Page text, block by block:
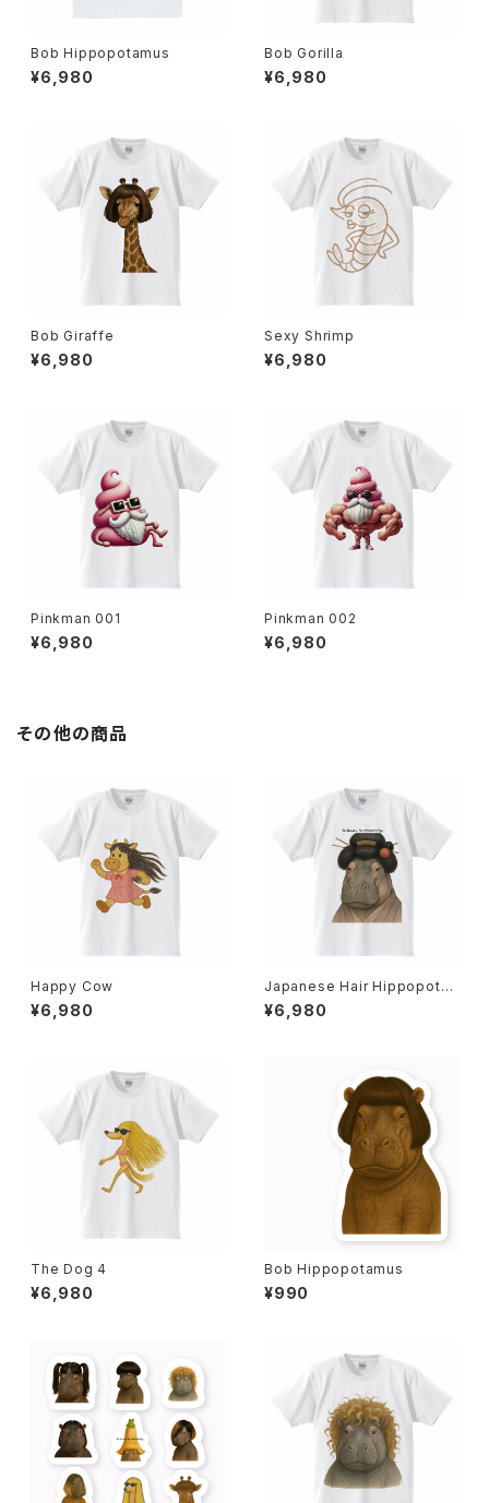
Bob Hippopotamus
¥6,980
Bob Gorilla
¥6,980
Bob Giraffe
¥6,980
Sexy Shrimp
¥6,980
Pinkman 001
¥6,980
Pinkman 002
¥6,980
その他の商品
Happy Cow
¥6,980
Japanese Hair Hippopota
mus
¥6,980
The Dog 4
¥6,980
Bob Hippopotamus
¥990